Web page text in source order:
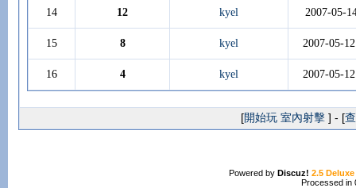
14 12 kyel 2007-05-
15 8 kyel 2007-05-
16 4 kyel 2007-05-
[開始玩 室內射擊 ] - [
Powered by Discuz! 2.5 Deluxe
Processed in